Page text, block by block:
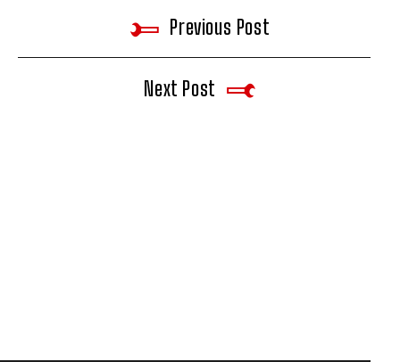
Previous Post
Next Post